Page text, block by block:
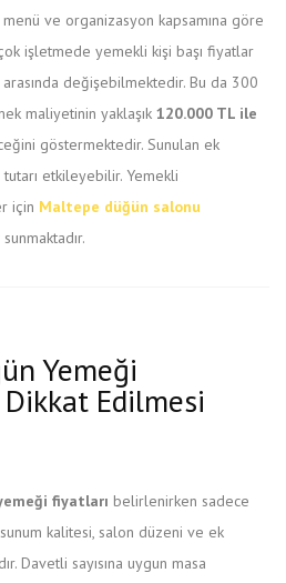
ve organizasyon kapsamına göre
işletmede yemekli kişi başı fiyatlar
arasında değişebilmektedir. Bu da 300
maliyetinin yaklaşık 120.000 TL ile
göstermektedir. Sunulan ek
etkileyebilir. Yemekli
için Maltepe düğün salonu
Yemeği
Edilmesi
fiyatları belirlenirken sadece
kalitesi, salon düzeni ve ek
Davetli sayısına uygun masa